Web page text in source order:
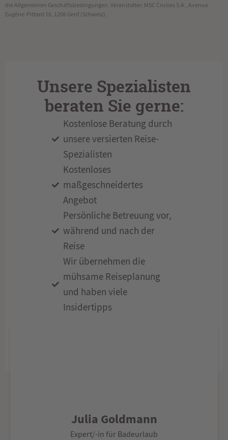
die Allgemeinen Geschäftsbedingungen. Veranstalter: MSC Cruises S.A., Avenue
Eugène-Pittard 16, 1206 Genf (Schweiz).
Unsere Spezialisten
beraten Sie gerne:
Kostenlose Beratung durch
unsere versierten Reise-
Spezialisten
Kostenloses
maßgeschneidertes
Angebot
Persönliche Betreuung vor,
während und nach der
Reise
Wir übernehmen die
mühsame Reiseplanung
und haben viele
Insidertipps
Julia Goldmann
Expert/-in für Badeurlaub